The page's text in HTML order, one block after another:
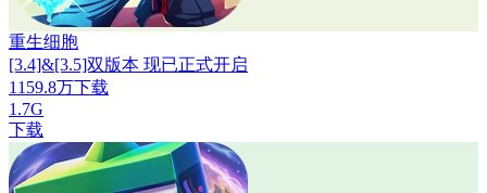
重生细胞
[3.4]&[3.5]双版本 现已正式开启
1159.8万下载
1.7G
下载